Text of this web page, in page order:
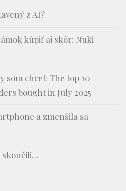
z AI?
kúpiť aj skôr: Nuki
som chcel: The top 10
bought in July 2025
a zmenšila sa
skončili…